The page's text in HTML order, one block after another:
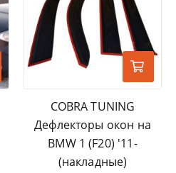
COBRA TUNING
Дефлекторы окон на
BMW 1 (F20) '11-
(накладные)